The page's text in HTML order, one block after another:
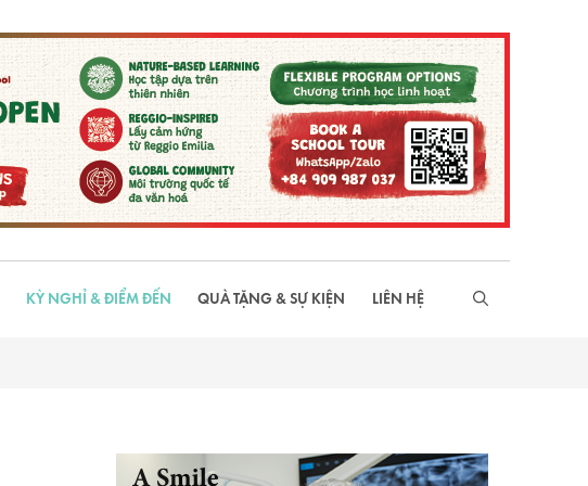
KỲ NGHỈ & ĐIỂM ĐẾN QUÀ TẶNG & SỰ KIỆN LIÊN HỆ